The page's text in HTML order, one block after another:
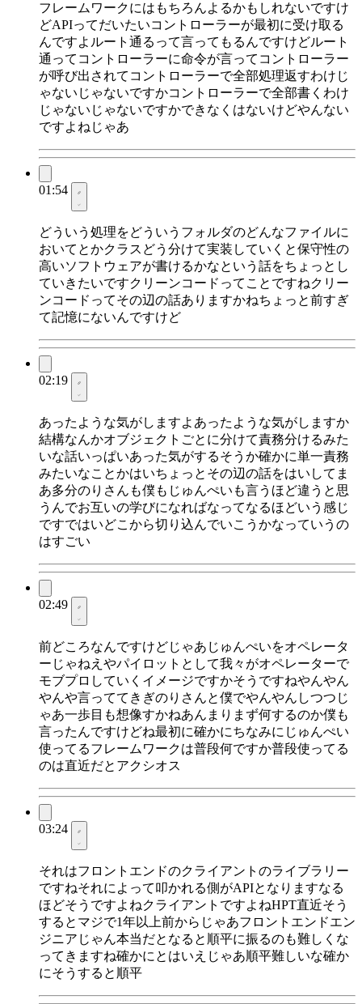
フレームワークにはもちろんよるかもしれないですけ
どAPIってだいたいコントローラーが最初に受け取る
んですよルート通るって言ってもるんですけどルート
通ってコントローラーに命令が言ってコントローラー
が呼び出されてコントローラーで全部処理返すわけじ
ゃないじゃないですかコントローラーで全部書くわけ
じゃないじゃないですかできなくはないけどやんない
ですよねじゃあ
01:54
どういう処理をどういうフォルダのどんなファイルに
おいてとかクラスどう分けて実装していくと保守性の
高いソフトウェアが書けるかなという話をちょっとし
ていきたいですクリーンコードってことですねクリー
ンコードってその辺の話ありますかねちょっと前すぎ
て記憶にないんですけど
02:19
あったような気がしますよあったような気がしますか
結構なんかオブジェクトごとに分けて責務分けるみた
いな話いっぱいあった気がするそうか確かに単一責務
みたいなことかはいちょっとその辺の話をはいしてま
あ多分のりさんも僕もじゅんぺいも言うほど違うと思
うんでお互いの学びになればなってなるほどいう感じ
ですではいどこから切り込んでいこうかなっていうの
はすごい
02:49
前どころなんですけどじゃあじゅんぺいをオペレータ
ーじゃねえやパイロットとして我々がオペレーターで
モブプロしていくイメージですかそうですねやんやん
やんや言っててきぎのりさんと僕でやんやんしつつじ
ゃあ一歩目も想像すかねあんまりまず何するのか僕も
言ったんですけどね最初に確かにちなみにじゅんぺい
使ってるフレームワークは普段何ですか普段使ってる
のは直近だとアクシオス
03:24
それはフロントエンドのクライアントのライブラリー
ですねそれによって叩かれる側がAPIとなりますなる
ほどそうですよねクライアントですよねHPT直近そう
するとマジで1年以上前からじゃあフロントエンドエン
ジニアじゃん本当だとなると順平に振るのも難しくな
ってきますね確かにとはいえじゃあ順平難しいな確か
にそうすると順平